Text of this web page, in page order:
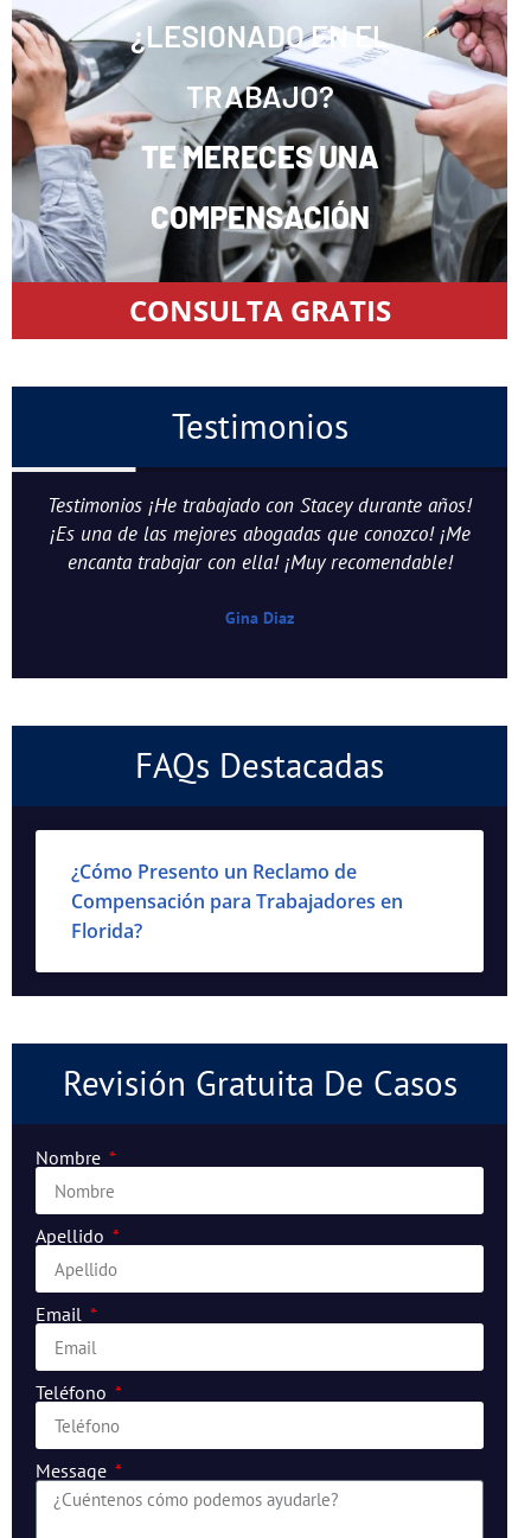
¿LESIONADO EN EL
TRABAJO?
TE MERECES UNA
COMPENSACIÓN
CONSULTA GRATIS
Testimonios
Testimonios ¡He trabajado con Stacey durante años!
¡Es una de las mejores abogadas que conozco! ¡Me
encanta trabajar con ella! ¡Muy recomendable!
Gina Diaz
FAQs Destacadas
¿Cómo Presento un Reclamo de
Compensación para Trabajadores en
Florida?
Revisión Gratuita De Casos
Nombre
Apellido
Email
Teléfono
Message